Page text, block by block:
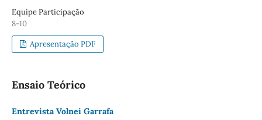
Equipe Participação
8-10
Apresentação PDF
Ensaio Teórico
Entrevista Volnei Garrafa